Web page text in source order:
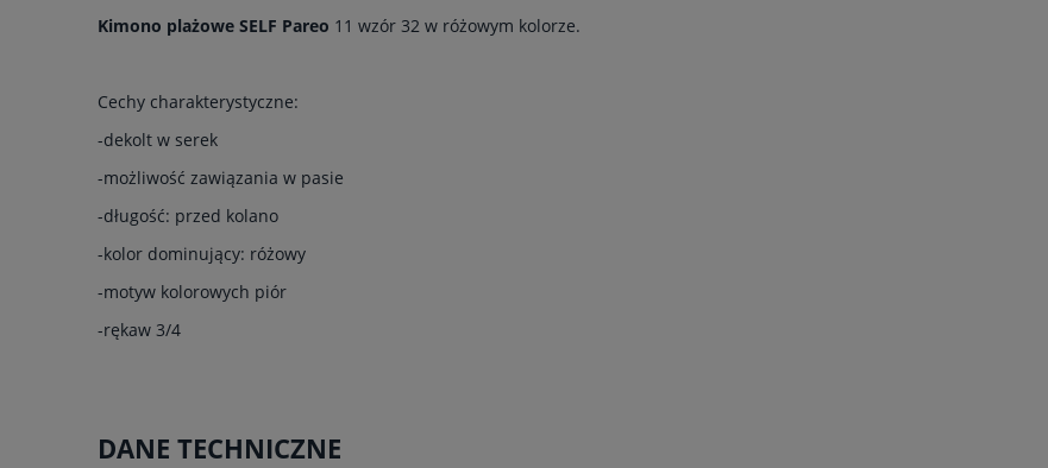
Kimono plażowe SELF Pareo 11 wzór 32 w różowym kolorze.
Cechy charakterystyczne:
-dekolt w serek
-możliwość zawiązania w pasie
-długość: przed kolano
-kolor dominujący: różowy
-motyw kolorowych piór
-rękaw 3/4
DANE TECHNICZNE